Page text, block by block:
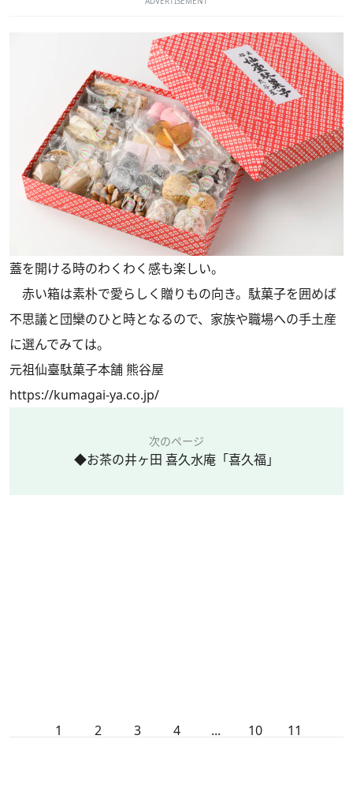
蓋を開ける時のわくわく感も楽しい。
赤い箱は素朴で愛らしく贈りもの向き。駄菓子を囲めば
不思議と団欒のひと時となるので、家族や職場への手土産
に選んでみては。
元祖仙臺駄菓子本舗 熊谷屋
https://kumagai-ya.co.jp/
次のページ
◆お茶の井ヶ田 喜久水庵「喜久福」
1 2 3 4 ... 10 11